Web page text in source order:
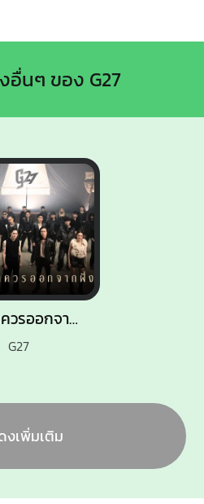
อื่นๆ ของ G27
เรือเล็กควรออกจากฝั่ง (g27fest Version)
G27
งเพิ่มเติม